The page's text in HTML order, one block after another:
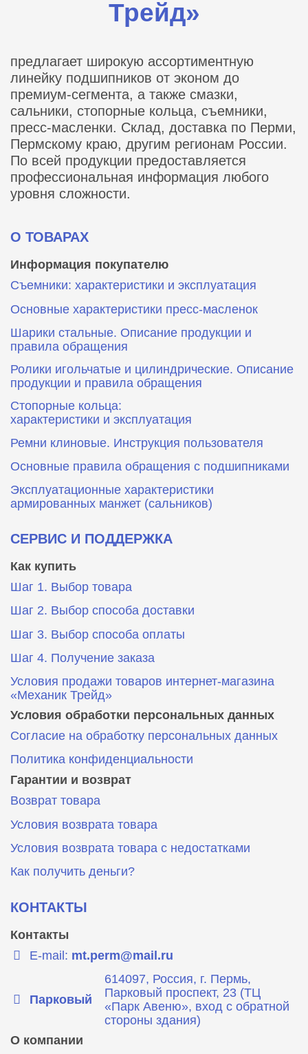
Трейд»
предлагает широкую ассортиментную
линейку подшипников от эконом до
премиум-сегмента, а также смазки,
сальники, стопорные кольца, съемники,
пресс-масленки. Склад, доставка по Перми,
Пермскому краю, другим регионам России.
По всей продукции предоставляется
профессиональная информация любого
уровня сложности.
О ТОВАРАХ
Информация покупателю
Съемники: характеристики и эксплуатация
Основные характеристики пресс‑масленок
Шарики стальные. Описание продукции и
правила обращения
Ролики игольчатые и цилиндрические. Описание
продукции и правила обращения
Стопорные кольца:
характеристики и эксплуатация
Ремни клиновые. Инструкция пользователя
Основные правила обращения с подшипниками
Эксплуатационные характеристики
армированных манжет (сальников)
СЕРВИС И ПОДДЕРЖКА
Как купить
Шаг 1. Выбор товара
Шаг 2. Выбор способа доставки
Шаг 3. Выбор способа оплаты
Шаг 4. Получение заказа
Условия продажи товаров интернет-магазина
«Механик Трейд»
Условия обработки персональных данных
Согласие на обработку персональных данных
Политика конфиденциальности
Гарантии и возврат
Возврат товара
Условия возврата товара
Условия возврата товара с недостатками
Как получить деньги?
КОНТАКТЫ
Контакты
E-mail: mt.perm@mail.ru
Парковый
614097, Россия, г. Пермь,
Парковый проспект, 23 (ТЦ
«Парк Авеню», вход с обратной
стороны здания)
О компании